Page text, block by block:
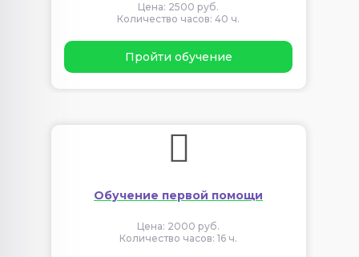
Цена: 2500 руб.
Количество часов: 40 ч.
Пройти обучение
Обучение первой помощи
Цена: 2000 руб.
Количество часов: 16 ч.